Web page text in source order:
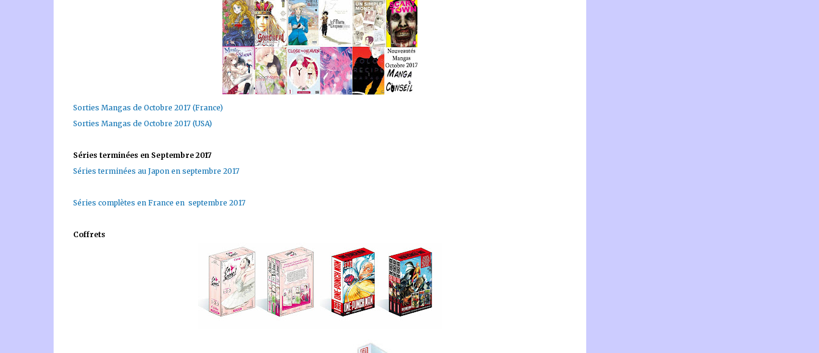
Sorties Mangas de Octobre 2017 (France)
Sorties Mangas de Octobre 2017 (USA)
Séries terminées en Septembre 2017
Séries terminées au Japon en septembre 2017
Séries complètes en France en septembre 2017
Coffrets